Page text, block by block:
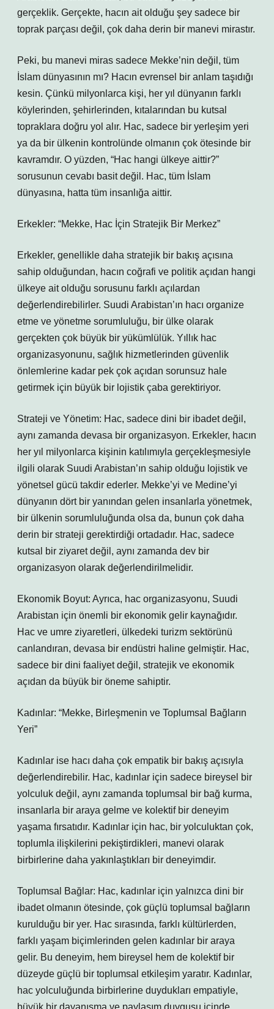
gerçeklik. Gerçekte, hacın ait olduğu şey sadece bir
toprak parçası değil, çok daha derin bir manevi mirastır.
Peki, bu manevi miras sadece Mekke’nin değil, tüm
İslam dünyasının mı? Hacın evrensel bir anlam taşıdığı
kesin. Çünkü milyonlarca kişi, her yıl dünyanın farklı
köylerinden, şehirlerinden, kıtalarından bu kutsal
topraklara doğru yol alır. Hac, sadece bir yerleşim yeri
ya da bir ülkenin kontrolünde olmanın çok ötesinde bir
kavramdır. O yüzden, “Hac hangi ülkeye aittir?”
sorusunun cevabı basit değil. Hac, tüm İslam
dünyasına, hatta tüm insanlığa aittir.
Erkekler: “Mekke, Hac İçin Stratejik Bir Merkez”
Erkekler, genellikle daha stratejik bir bakış açısına
sahip olduğundan, hacın coğrafi ve politik açıdan hangi
ülkeye ait olduğu sorusunu farklı açılardan
değerlendirebilirler. Suudi Arabistan’ın hacı organize
etme ve yönetme sorumluluğu, bir ülke olarak
gerçekten çok büyük bir yükümlülük. Yıllık hac
organizasyonunu, sağlık hizmetlerinden güvenlik
önlemlerine kadar pek çok açıdan sorunsuz hale
getirmek için büyük bir lojistik çaba gerektiriyor.
Strateji ve Yönetim: Hac, sadece dini bir ibadet değil,
aynı zamanda devasa bir organizasyon. Erkekler, hacın
her yıl milyonlarca kişinin katılımıyla gerçekleşmesiyle
ilgili olarak Suudi Arabistan’ın sahip olduğu lojistik ve
yönetsel gücü takdir ederler. Mekke’yi ve Medine’yi
dünyanın dört bir yanından gelen insanlarla yönetmek,
bir ülkenin sorumluluğunda olsa da, bunun çok daha
derin bir strateji gerektirdiği ortadadır. Hac, sadece
kutsal bir ziyaret değil, aynı zamanda dev bir
organizasyon olarak değerlendirilmelidir.
Ekonomik Boyut: Ayrıca, hac organizasyonu, Suudi
Arabistan için önemli bir ekonomik gelir kaynağıdır.
Hac ve umre ziyaretleri, ülkedeki turizm sektörünü
canlandıran, devasa bir endüstri haline gelmiştir. Hac,
sadece bir dini faaliyet değil, stratejik ve ekonomik
açıdan da büyük bir öneme sahiptir.
Kadınlar: “Mekke, Birleşmenin ve Toplumsal Bağların
Yeri”
Kadınlar ise hacı daha çok empatik bir bakış açısıyla
değerlendirebilir. Hac, kadınlar için sadece bireysel bir
yolculuk değil, aynı zamanda toplumsal bir bağ kurma,
insanlarla bir araya gelme ve kolektif bir deneyim
yaşama fırsatıdır. Kadınlar için hac, bir yolculuktan çok,
toplumla ilişkilerini pekiştirdikleri, manevi olarak
birbirlerine daha yakınlaştıkları bir deneyimdir.
Toplumsal Bağlar: Hac, kadınlar için yalnızca dini bir
ibadet olmanın ötesinde, çok güçlü toplumsal bağların
kurulduğu bir yer. Hac sırasında, farklı kültürlerden,
farklı yaşam biçimlerinden gelen kadınlar bir araya
gelir. Bu deneyim, hem bireysel hem de kolektif bir
düzeyde güçlü bir toplumsal etkileşim yaratır. Kadınlar,
hac yolculuğunda birbirlerine duydukları empatiyle,
büyük bir dayanışma ve paylaşım duygusu içinde